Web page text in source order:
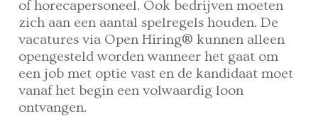
of horecapersoneel. Ook bedrijven moeten
zich aan een aantal spelregels houden. De
vacatures via Open Hiring® kunnen alleen
opengesteld worden wanneer het gaat om
een job met optie vast en de kandidaat moet
vanaf het begin een volwaardig loon
ontvangen.